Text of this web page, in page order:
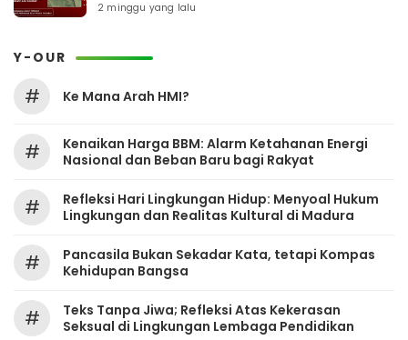
2 minggu yang lalu
Y-OUR
# Ke Mana Arah HMI?
#
Kenaikan Harga BBM: Alarm Ketahanan Energi
Nasional dan Beban Baru bagi Rakyat
#
Refleksi Hari Lingkungan Hidup: Menyoal Hukum
Lingkungan dan Realitas Kultural di Madura
#
Pancasila Bukan Sekadar Kata, tetapi Kompas
Kehidupan Bangsa
#
Teks Tanpa Jiwa; Refleksi Atas Kekerasan
Seksual di Lingkungan Lembaga Pendidikan